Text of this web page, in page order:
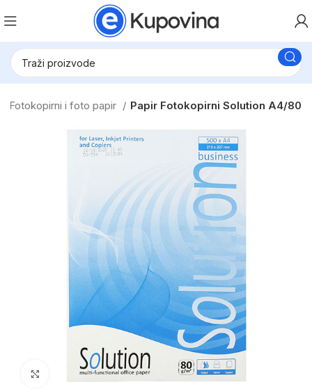
Fotokopirni i foto papir Papir Fotokopirni Solution A4/80
Click to enlarge